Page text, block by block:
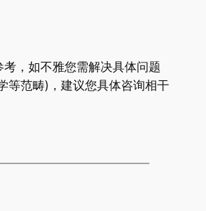
，如不雅您需解决具体问题
等范畴)，建议您具体咨询相干